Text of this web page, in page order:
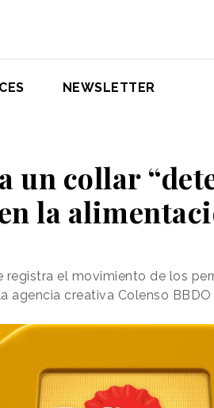
NEWSLETTER
un collar
la
el movimiento de los
agencia creativa Colenso BBDO